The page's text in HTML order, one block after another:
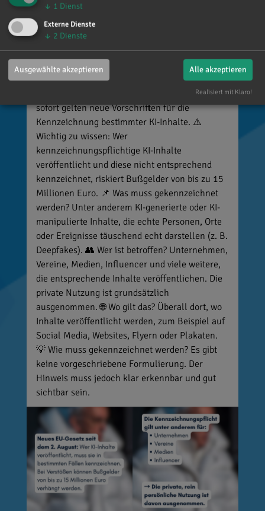
Reinhard Brandl
vor 4 Tagen
🚨 Neues EU-Gesetz seit dem 2. August! Ab
sofort gelten neue Vorschriften für die
Kennzeichnung bestimmter KI-Inhalte. ⚠️
Wichtig zu wissen: Wer
kennzeichnungspflichtige KI-Inhalte
veröffentlicht und diese nicht entsprechend
kennzeichnet, riskiert Bußgelder von bis zu 15
Millionen Euro. 📌 Was muss gekennzeichnet
werden? Unter anderem KI-generierte oder KI-
manipulierte Inhalte, die echte Personen, Orte
oder Ereignisse täuschend echt darstellen (z. B.
Deepfakes). 👥 Wer ist betroffen? Unternehmen,
Vereine, Medien, Influencer und viele weitere,
die entsprechende Inhalte veröffentlichen. Die
private Nutzung ist grundsätzlich
ausgenommen. 🌐 Wo gilt das? Überall dort, wo
Inhalte veröffentlicht werden, zum Beispiel auf
Social Media, Websites, Flyern oder Plakaten.
💡 Wie muss gekennzeichnet werden? Es gibt
keine vorgeschriebene Formulierung. Der
Hinweis muss jedoch klar erkennbar und gut
sichtbar sein.
↓ 1 Dienst
Externe Dienste
↓ 2 Dienste
Ausgewählte akzeptieren Alle akzeptieren
Realisiert mit Klaro!